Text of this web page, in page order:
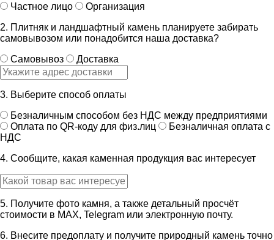
Частное лицо
Организация
2. Плитняк и ландшафтный камень планируете забирать
самовывозом или понадобится наша доставка?
Самовывоз
Доставка
3. Выберите способ оплаты
Безналичным способом без НДС между предприятиями
Оплата по QR-коду для физ.лиц
Безналичная оплата с
НДС
4. Сообщите, какая каменная продукция вас интересует
5. Получите фото камня, а также детальный просчёт
стоимости в MAX, Telegram или электронную почту.
6. Внесите предоплату и получите природный камень точно